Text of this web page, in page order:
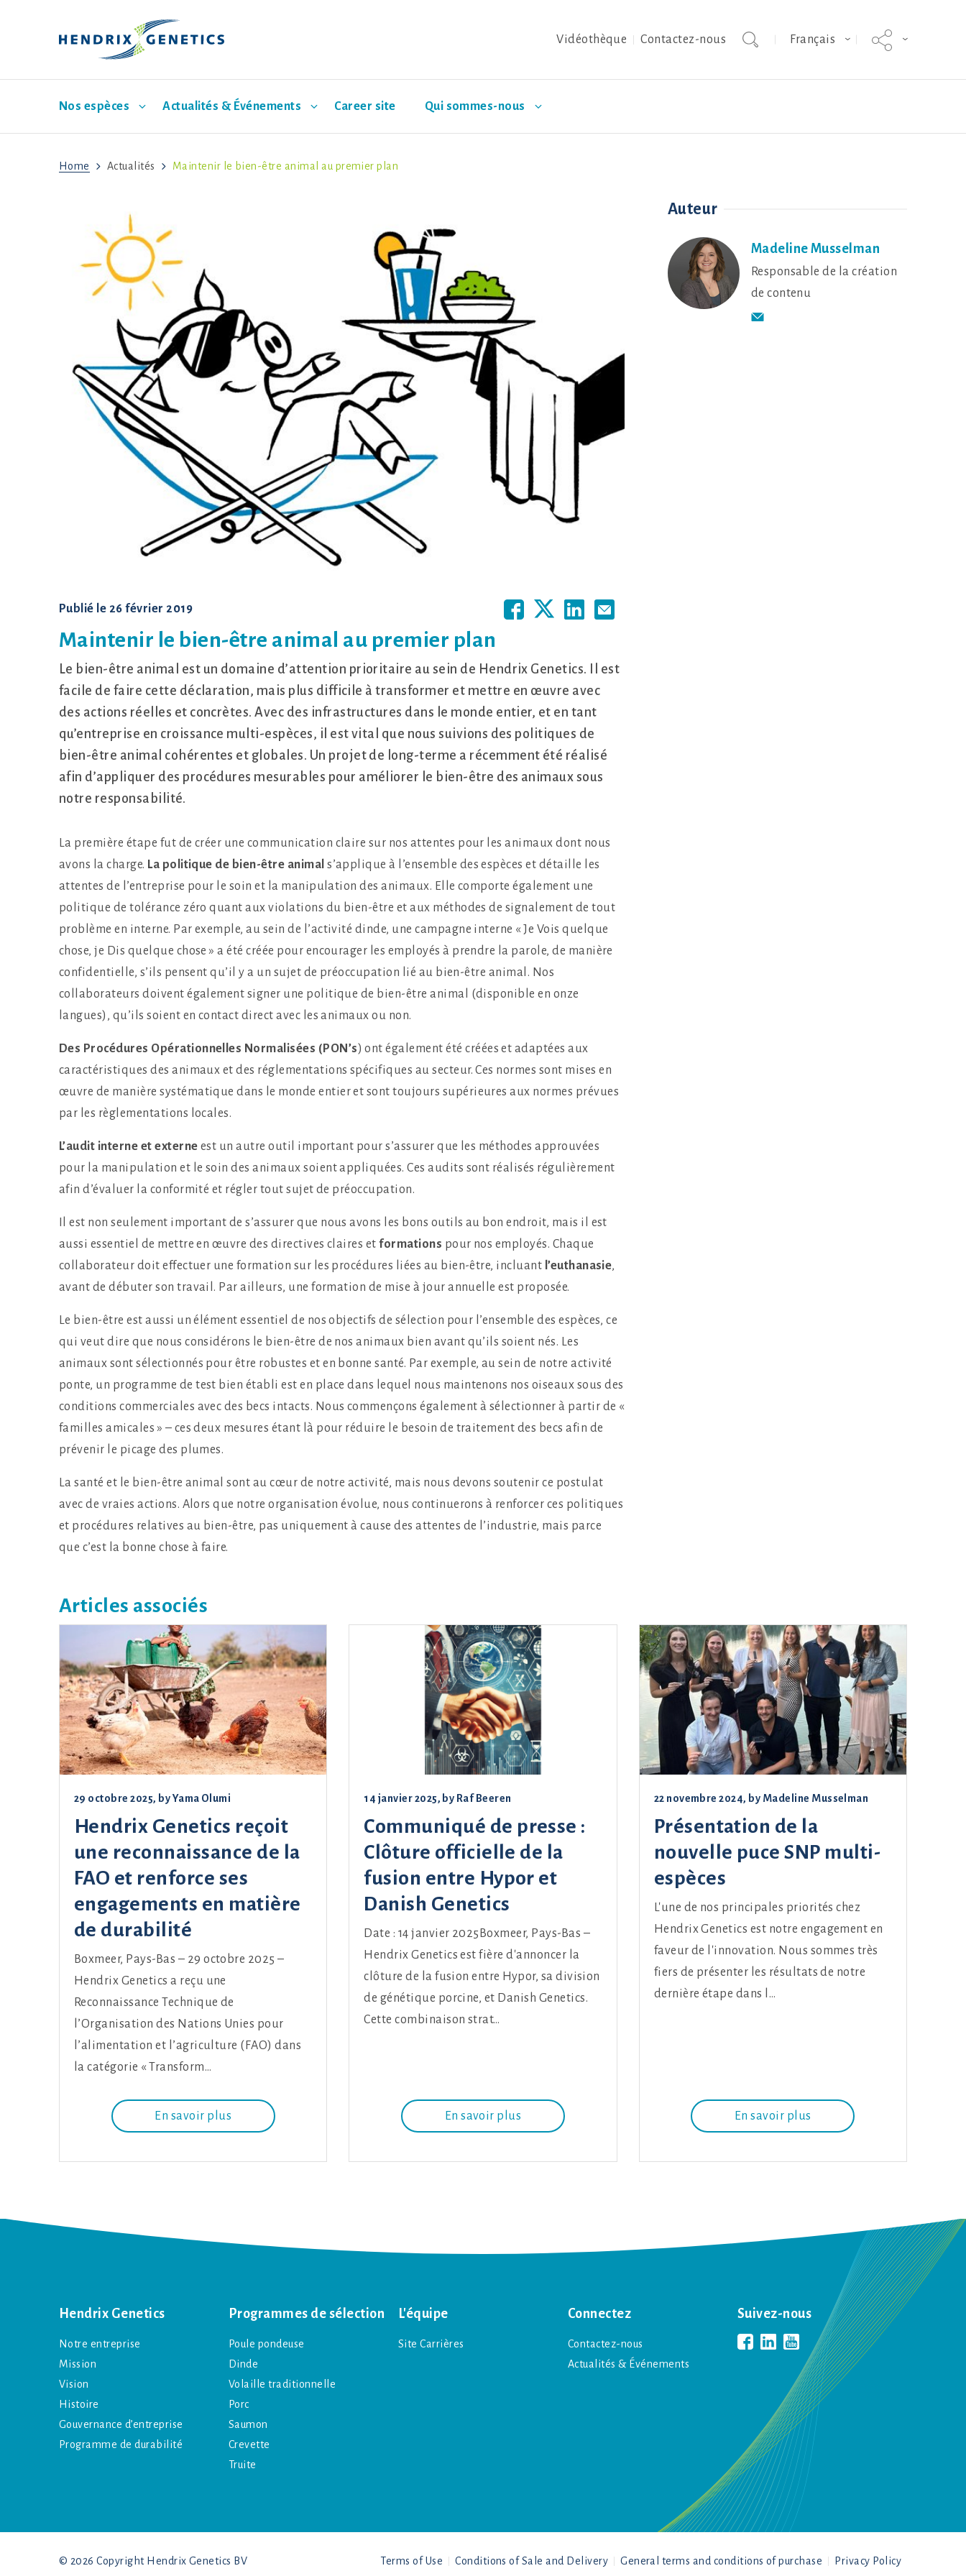
Vidéothèque Contactez-nous Français
Nos espèces Actualités & Événements Career site Qui sommes-nous
Programme de durabilité
Gouvernance d’entreprise
Home Actualités Maintenir le bien-être animal au premier plan
Publié le 26 février 2019
Maintenir le bien-être animal au premier plan
Le bien-être animal est un domaine d’attention prioritaire au sein de Hendrix Genetics. Il est
facile de faire cette déclaration, mais plus difficile à transformer et mettre en œuvre avec
des actions réelles et concrètes. Avec des infrastructures dans le monde entier, et en tant
qu’entreprise en croissance multi-espèces, il est vital que nous suivions des politiques de
bien-être animal cohérentes et globales. Un projet de long-terme a récemment été réalisé
afin d’appliquer des procédures mesurables pour améliorer le bien-être des animaux sous
notre responsabilité.
La première étape fut de créer une communication claire sur nos attentes pour les animaux dont nous
avons la charge. La politique de bien-être animal s’applique à l’ensemble des espèces et détaille les
attentes de l’entreprise pour le soin et la manipulation des animaux. Elle comporte également une
politique de tolérance zéro quant aux violations du bien-être et aux méthodes de signalement de tout
problème en interne. Par exemple, au sein de l’activité dinde, une campagne interne « Je Vois quelque
chose, je Dis quelque chose » a été créée pour encourager les employés à prendre la parole, de manière
confidentielle, s’ils pensent qu’il y a un sujet de préoccupation lié au bien-être animal. Nos
collaborateurs doivent également signer une politique de bien-être animal (disponible en onze
langues), qu’ils soient en contact direct avec les animaux ou non.
Des Procédures Opérationnelles Normalisées (PON’s) ont également été créées et adaptées aux
caractéristiques des animaux et des réglementations spécifiques au secteur. Ces normes sont mises en
œuvre de manière systématique dans le monde entier et sont toujours supérieures aux normes prévues
par les règlementations locales.
L’audit interne et externe est un autre outil important pour s’assurer que les méthodes approuvées
pour la manipulation et le soin des animaux soient appliquées. Ces audits sont réalisés régulièrement
afin d’évaluer la conformité et régler tout sujet de préoccupation.
Il est non seulement important de s’assurer que nous avons les bons outils au bon endroit, mais il est
aussi essentiel de mettre en œuvre des directives claires etformations pour nos employés. Chaque
collaborateur doit effectuer une formation sur les procédures liées au bien-être, incluant l’euthanasie,
avant de débuter son travail. Par ailleurs, une formation de mise à jour annuelle est proposée.
Le bien-être est aussi un élément essentiel de nos objectifs de sélection pour l’ensemble des espèces, ce
qui veut dire que nous considérons le bien-être de nos animaux bien avant qu’ils soient nés. Les
animaux sont sélectionnés pour être robustes et en bonne santé. Par exemple, au sein de notre activité
ponte, un programme de test bien établi est en place dans lequel nous maintenons nos oiseaux sous des
conditions commerciales avec des becs intacts. Nous commençons également à sélectionner à partir de «
familles amicales » – ces deux mesures étant là pour réduire le besoin de traitement des becs afin de
prévenir le picage des plumes.
La santé et le bien-être animal sont au cœur de notre activité, mais nous devons soutenir ce postulat
avec de vraies actions. Alors que notre organisation évolue, nous continuerons à renforcer ces politiques
et procédures relatives au bien-être, pas uniquement à cause des attentes de l’industrie, mais parce
que c’est la bonne chose à faire.
Auteur
Madeline Musselman
Responsable de la création
de contenu
Articles associés
29 octobre 2025, byYama Olumi
Hendrix Genetics reçoit
une reconnaissance de la
FAO et renforce ses
engagements en matière
de durabilité
Boxmeer, Pays-Bas – 29 octobre 2025 –
Hendrix Genetics a reçu une
Reconnaissance Technique de
l’Organisation des Nations Unies pour
l’alimentation et l’agriculture (FAO) dans
la catégorie « Transform…
En savoir plus
14 janvier 2025, by Raf Beeren
Communiqué de presse :
Clôture officielle de la
fusion entre Hypor et
Danish Genetics
Date : 14 janvier 2025Boxmeer, Pays-Bas –
Hendrix Genetics est fière d'annoncer la
clôture de la fusion entre Hypor, sa division
de génétique porcine, et Danish Genetics.
Cette combinaison strat…
En savoir plus
22 novembre 2024, by Madeline Musselman
Présentation de la
nouvelle puce SNP multi-
espèces
L'une de nos principales priorités chez
Hendrix Genetics est notre engagement en
faveur de l'innovation. Nous sommes très
fiers de présenter les résultats de notre
dernière étape dans l…
En savoir plus
Hendrix Genetics
Notre entreprise
Mission
Vision
Histoire
Gouvernance d’entreprise
Programme de durabilité
Programmes de sélection
Poule pondeuse
Dinde
Volaille traditionnelle
Porc
Saumon
Crevette
Truite
L'équipe
Site Carrières
Connectez
Contactez-nous
Actualités & Événements
Suivez-nous
© 2026 Copyright Hendrix Genetics BV Terms of Use Conditions of Sale and Delivery General terms and conditions of purchase Privacy Policy